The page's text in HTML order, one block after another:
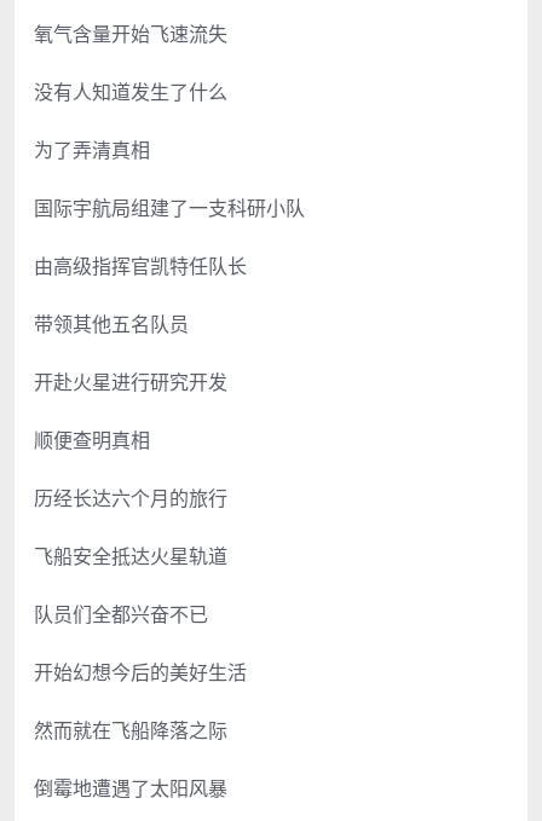
氧气含量开始飞速流失
没有人知道发生了什么
为了弄清真相
国际宇航局组建了一支科研小队
由高级指挥官凯特任队长
带领其他五名队员
开赴火星进行研究开发
顺便查明真相
历经长达六个月的旅行
飞船安全抵达火星轨道
队员们全都兴奋不已
开始幻想今后的美好生活
然而就在飞船降落之际
倒霉地遭遇了太阳风暴